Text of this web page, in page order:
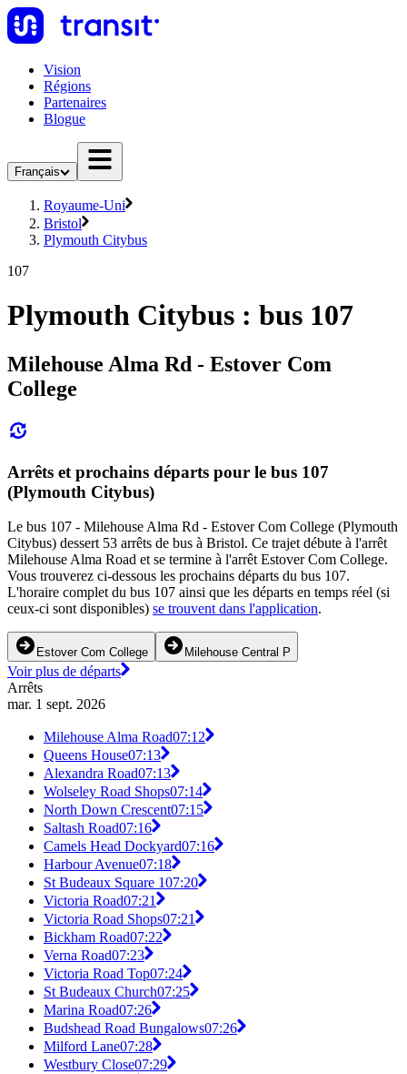
Vision
Régions
Partenaires
Blogue
Français
Royaume-Uni
Bristol
Plymouth Citybus
107
Plymouth Citybus : bus 107
Milehouse Alma Rd - Estover Com
College
Arrêts et prochains départs pour le bus 107
(Plymouth Citybus)
Le bus 107 - Milehouse Alma Rd - Estover Com College (Plymouth
Citybus) dessert 53 arrêts de bus à Bristol. Ce trajet débute à l'arrêt
Milehouse Alma Road et se termine à l'arrêt Estover Com College.
Vous trouverez ci-dessous les prochains départs du bus 107.
L'horaire complet du bus 107 ainsi que les départs en temps réel (si
ceux-ci sont disponibles) se trouvent dans l'application.
Estover Com College Milehouse Central P
Voir plus de départs
Arrêts
mar. 1 sept. 2026
Milehouse Alma Road07:12
Queens House07:13
Alexandra Road07:13
Wolseley Road Shops07:14
North Down Crescent07:15
Saltash Road07:16
Camels Head Dockyard07:16
Harbour Avenue07:18
St Budeaux Square 107:20
Victoria Road07:21
Victoria Road Shops07:21
Bickham Road07:22
Verna Road07:23
Victoria Road Top07:24
St Budeaux Church07:25
Marina Road07:26
Budshead Road Bungalows07:26
Milford Lane07:28
Westbury Close07:29